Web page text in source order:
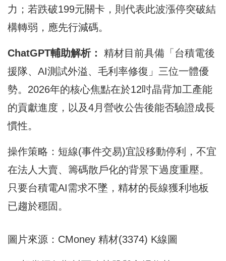
力；若跌破199元關卡，則代表此波漲停突破結
構轉弱，應先行減碼。
ChatGPT輔助解析：
精材目前具備「台積電後
援隊、AI測試外溢、毛利率修復」三位一體優
勢。2026年的核心焦點在於12吋晶背加工產能
的貢獻進度，以及4月營收公告後能否驗證成長
慣性。
操作策略：短線(事件交易)宜設移動停利，不宜
在法人大賣、籌碼散戶化的背景下過度重壓。
只要台積電AI需求不墜，精材的長線獲利地板
已趨於穩固。
圖片來源：CMoney 精材(3374) K線圖